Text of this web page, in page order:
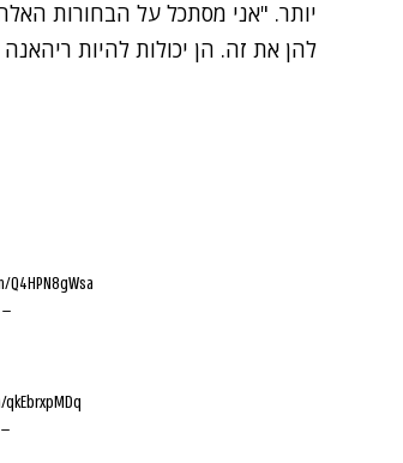
יותר. "אני מסתכל על הבחורות
להן את זה. הן יכולות להיות
— Jianna (@ItsJianna)
— Lani (@LaniBlairxo)